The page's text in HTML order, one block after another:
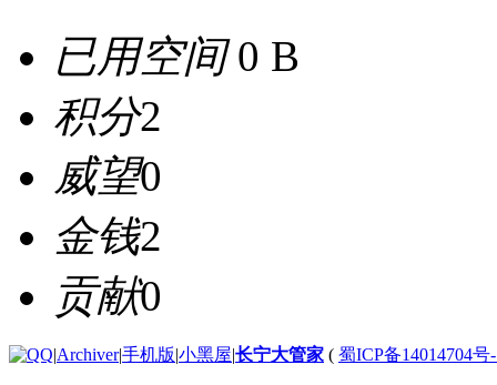
已用空间0 B
积分2
威望0
金钱2
贡献0
|Archiver|手机版|小黑屋|长宁大管家 ( 蜀ICP备14014704号